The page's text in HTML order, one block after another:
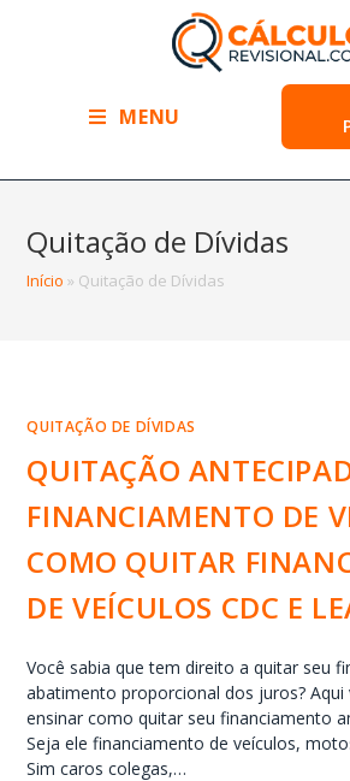
MENU
Quitação de Dívidas
Início » Quitação de Dívidas
QUITAÇÃO DE DÍVIDAS
QUITAÇÃO
FINANCIAMENTO DE
COMO QUITAR
DE VEÍCULOS CDC E
Você sabia que tem direito a quitar seu
abatimento proporcional dos juros? Aqui
ensinar como quitar seu financiamento
Seja ele financiamento de veículos,
Sim caros colegas,…